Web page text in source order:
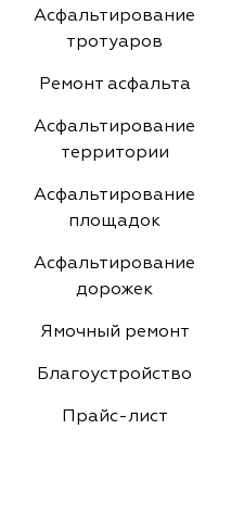
Асфальтирование
тротуаров
Ремонт асфальта
Асфальтирование
территории
Асфальтирование
площадок
Асфальтирование
дорожек
Ямочный ремонт
Благоустройство
Прайс-лист